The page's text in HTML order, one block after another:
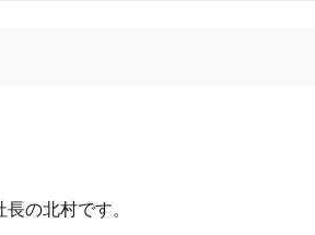
の北村です。